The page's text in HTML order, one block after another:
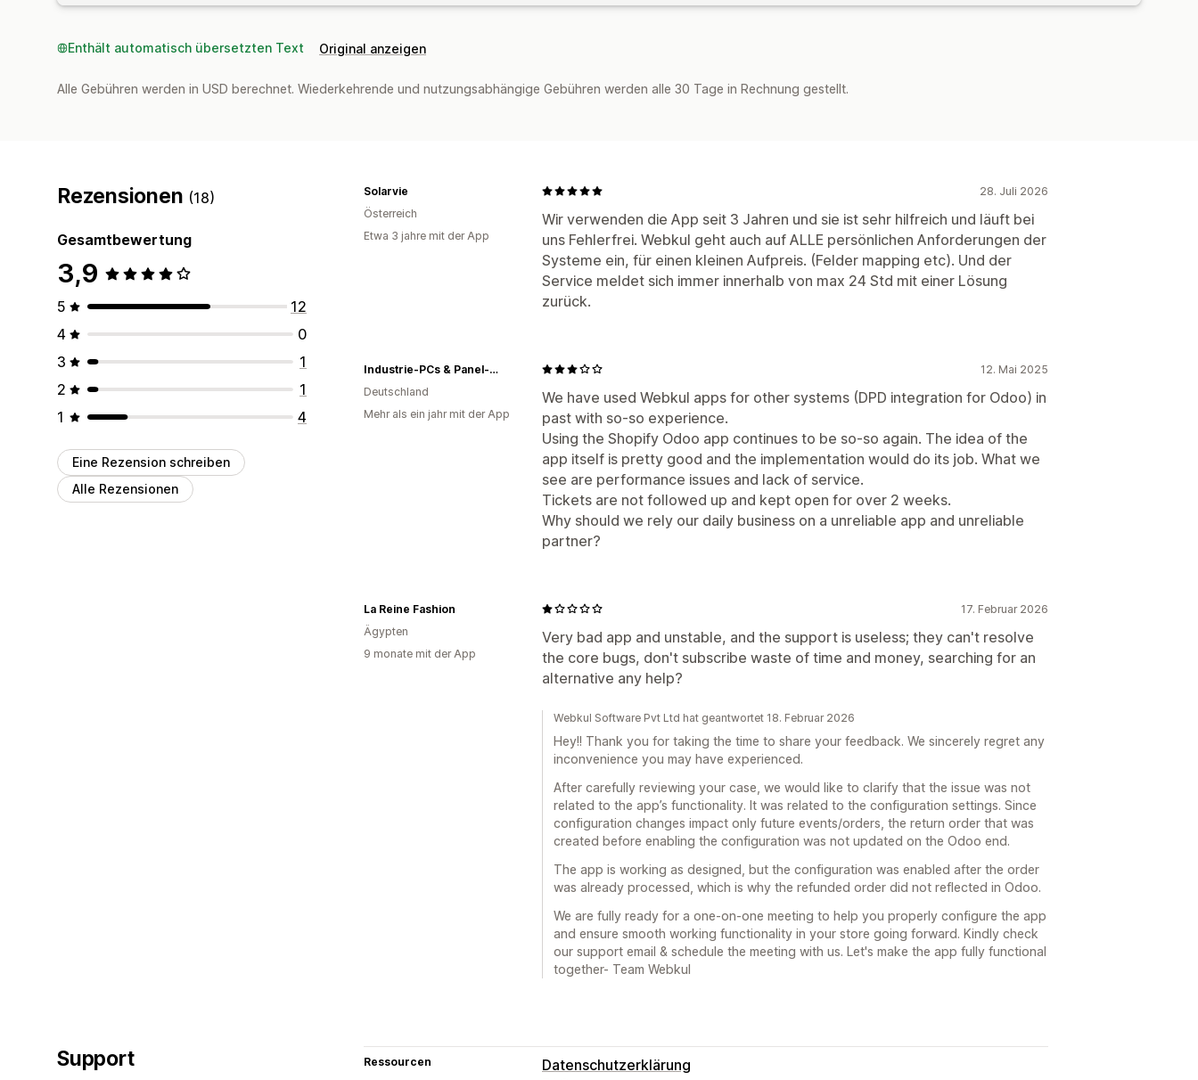
Enthält automatisch übersetzten Text Original anzeigen
Alle Gebühren werden in USD berechnet. Wiederkehrende und nutzungsabhängige Gebühren werden alle 30 Tage in Rechnung gestellt.
Rezensionen (18)
Gesamtbewertung
3,9
5
12
4
0
3
1
2
1
1
4
Eine Rezension schreiben
Alle Rezensionen
28. Juli 2026
Wir verwenden die App seit 3 Jahren und sie ist sehr hilfreich und läuft bei
uns Fehlerfrei. Webkul geht auch auf ALLE persönlichen Anforderungen der
Systeme ein, für einen kleinen Aufpreis. (Felder mapping etc). Und der
Service meldet sich immer innerhalb von max 24 Std mit einer Lösung
zurück.
Solarvie
Österreich
Etwa 3 jahre mit der App
12. Mai 2025
We have used Webkul apps for other systems (DPD integration for Odoo) in
past with so-so experience.
Using the Shopify Odoo app continues to be so-so again. The idea of the
app itself is pretty good and the implementation would do its job. What we
see are performance issues and lack of service.
Tickets are not followed up and kept open for over 2 weeks.
Why should we rely our daily business on a unreliable app and unreliable
partner?
Industrie-PCs & Panel-PCs | EFCO Electronics GmbH
Deutschland
Mehr als ein jahr mit der App
17. Februar 2026
Very bad app and unstable, and the support is useless; they can't resolve
the core bugs, don't subscribe waste of time and money, searching for an
alternative any help?
La Reine Fashion
Ägypten
9 monate mit der App
Webkul Software Pvt Ltd hat geantwortet 18. Februar 2026
Hey!! Thank you for taking the time to share your feedback. We sincerely regret any
inconvenience you may have experienced.
After carefully reviewing your case, we would like to clarify that the issue was not
related to the app’s functionality. It was related to the configuration settings. Since
configuration changes impact only future events/orders, the return order that was
created before enabling the configuration was not updated on the Odoo end.
The app is working as designed, but the configuration was enabled after the order
was already processed, which is why the refunded order did not reflected in Odoo.
We are fully ready for a one-on-one meeting to help you properly configure the app
and ensure smooth working functionality in your store going forward. Kindly check
our support email & schedule the meeting with us. Let's make the app fully functional
together- Team Webkul
Support Ressourcen
Datenschutzerklärung